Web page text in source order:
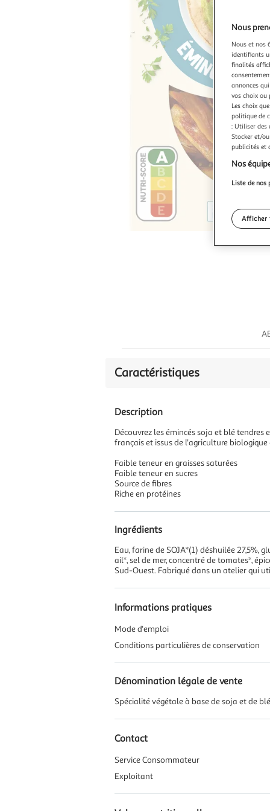
Caractéristiques
Description
Découvrez les émincés soja et blé tendres
français et issus de l'agriculture
Faible teneur en graisses saturées
Faible teneur en sucres
Source de fibres
Riche en protéines
Ingrédients
Eau, farine de SOJA*(1) déshuilée 27,5%,
ail*, sel de mer, concentré de tomates*,
Sud-Ouest. Fabriqué dans un atelier qui
Informations pratiques
Mode d'emploi
Conditions particulières de conservation
Dénomination légale de vente
Spécialité végétale à base de soja et de
Contact
Service Consommateur
Exploitant
Nous
Nous et nos
identifiants
finalités
annonces
vos choix ou
Les choix
politique de
: Utiliser des
Stocker et/
publicités et
Nos
Liste de nos
Afficher